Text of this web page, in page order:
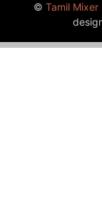
© Tamil Mixer